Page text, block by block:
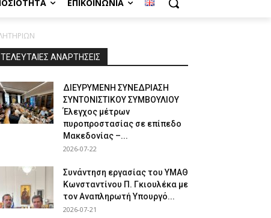
ΕΠΙΚΟΙΝΩΝΊΑ
ΤΕΛΕΥΤΑΙΕΣ ΑΝΑΡΤΗΣΕΙΣ
ΔΙΕΥΡΥΜΕΝΗ ΣΥΝΕΔΡΙΑΣΗ
ΣΥΝΤΟΝΙΣΤΙΚΟΥ ΣΥΜΒΟΥΛΙΟΥ
Έλεγχος μέτρων
πυροπροστασίας σε επίπεδο
Μακεδονίας –...
2026-07-22
Συνάντηση εργασίας του ΥΜΑΘ
Κωνσταντίνου Π. Γκιουλέκα με
τον Αναπληρωτή Υπουργό...
2026-07-21